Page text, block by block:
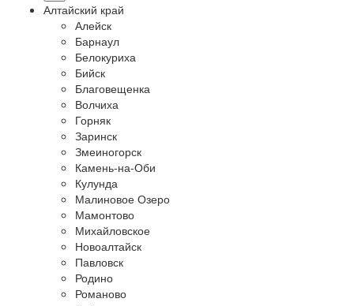
Алтайский край
Алейск
Барнаул
Белокуриха
Бийск
Благовещенка
Волчиха
Горняк
Заринск
Змеиногорск
Камень-на-Оби
Кулунда
Малиновое Озеро
Мамонтово
Михайловское
Новоалтайск
Павловск
Родино
Романово